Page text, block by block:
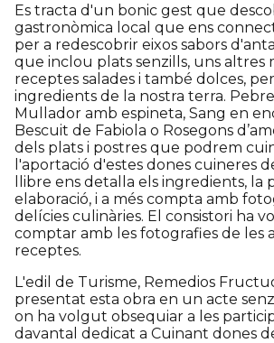
Es tracta d'un bonic gest que
gastronòmica local que ens
per a redescobrir eixos sabors
que inclou plats senzills, uns altres
receptes salades i també dolces,
ingredients de la nostra terra.
Mullador amb espineta, Sang en
Bescuit de Fabiola o Rosegons
dels plats i postres que podrem
l'aportació d'estes dones cuineres
llibre ens detalla els ingredients, la
elaboració, i a més compta amb
delícies culinàries. El consistori ha
comptar amb les fotografies de les
receptes.
L'edil de Turisme, Remedios
presentat esta obra en un acte
on ha volgut obsequiar a les
davantal dedicat a Cuinant dones